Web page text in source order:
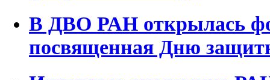
В ДВО РАН открылась
посвященная Дню